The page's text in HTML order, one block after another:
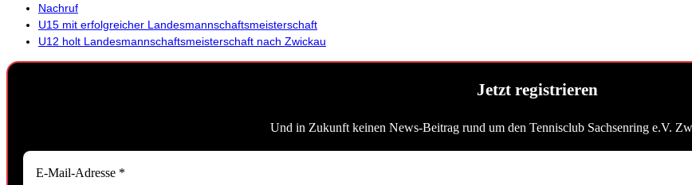
Nachruf
U15 mit erfolgreicher Landesmannschaftsmeisterschaft
U12 holt Landesmannschaftsmeisterschaft nach Zwickau
Jetzt registrieren
Und in Zukunft keinen News-Beitrag rund um den Tennisclub Sachsenring e.V.